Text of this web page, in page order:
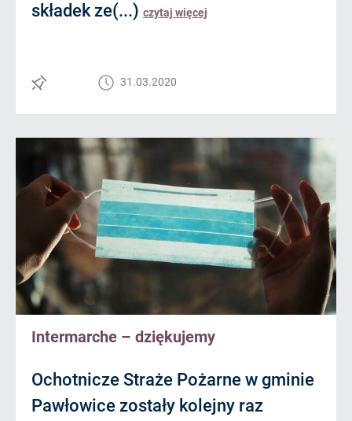
składek ze(...) czytaj więcej
31.03.2020
Intermarche – dziękujemy
Ochotnicze Straże Pożarne w gminie
Pawłowice zostały kolejny raz